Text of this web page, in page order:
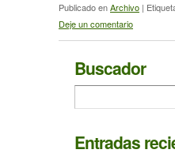
Publicado enArchivo |
Deje un comentario
Buscador
Entradas